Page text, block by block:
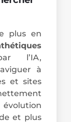
plus en
l’IA,
à
et sites
et plus